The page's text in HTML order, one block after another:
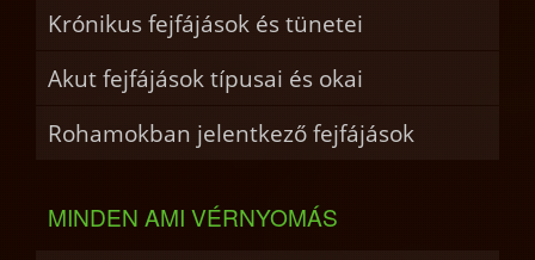
Krónikus fejfájások és tünetei
Akut fejfájások típusai és okai
Rohamokban jelentkező fejfájások
MINDEN AMI VÉRNYOMÁS